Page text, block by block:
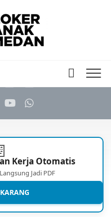
Kerja Otomatis
Jadi PDF